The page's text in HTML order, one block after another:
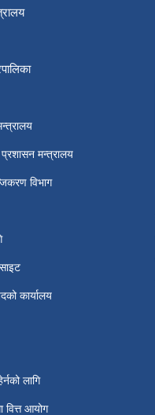
प्रशासन मन्त्रालय
विभाग
कार्यालय
लागि
वित्त आयोग